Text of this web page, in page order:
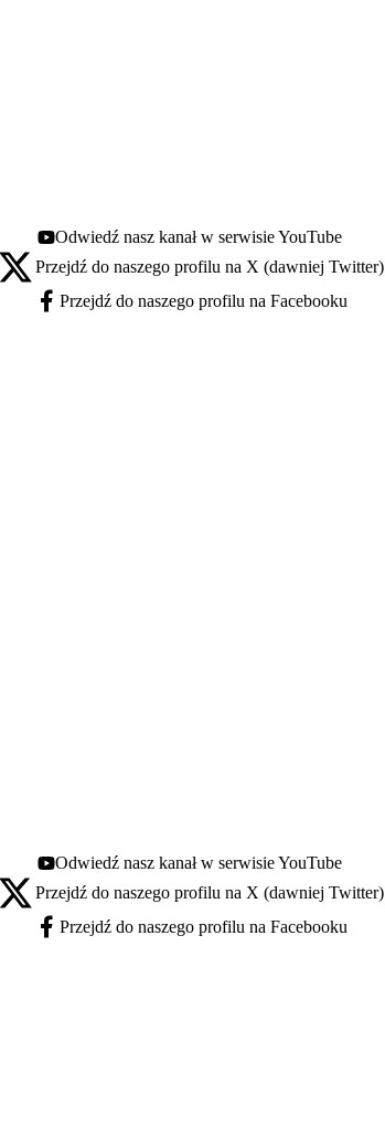
Youtube - otwiera się w nowej karcie
Odwiedź nasz kanał w serwisie YouTube
X - otwiera się w nowej karcie
Przejdź do naszego profilu na X (dawniej Twitter)
Facebook - otwiera się w nowej karcie
Przejdź do naszego profilu na Facebooku
Youtube - otwiera się w nowej karcie
Odwiedź nasz kanał w serwisie YouTube
X - otwiera się w nowej karcie
Przejdź do naszego profilu na X (dawniej Twitter)
Facebook - otwiera się w nowej karcie
Przejdź do naszego profilu na Facebooku